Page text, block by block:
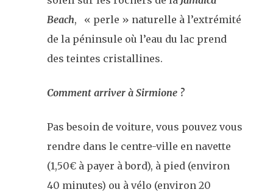
Beach, « perle » naturelle à l’extrémité
de la péninsule où l’eau du lac prend
des teintes cristallines.
Comment arriver à Sirmione ?
Pas besoin de voiture, vous pouvez vous
rendre dans le centre-ville en navette
(1,50€ à payer à bord), à pied (environ
40 minutes) ou à vélo (environ 20